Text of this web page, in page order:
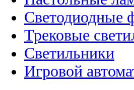
Светодиодные
Трековые
Светильники
Игровой